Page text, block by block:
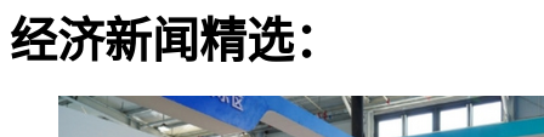
经济新闻精选：